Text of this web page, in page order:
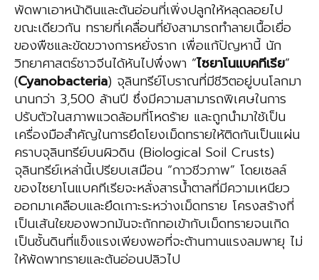
พัดพาเอาหน้าดินและต้นอ่อนที่เพิ่งปลูกให้หลุดลอยไป
ขณะเดียวกัน ทรายที่เคลื่อนที่ยังสามารถทำลายเนื้อเยื่อ
ของพืชและขัดขวางการหยั่งราก เพื่อแก้ปัญหานี้ นัก
วิทยาศาสตร์ชาวจีนได้หันไปพึ่งพา “ไซยาโนแบคทีเรีย”
(Cyanobacteria) จุลินทรีย์โบราณที่มีชีวิตอยู่บนโลกมา
นานกว่า 3,500 ล้านปี ซึ่งมีความสามารถพิเศษในการ
ปรับตัวในสภาพแวดล้อมที่โหดร้าย และถูกนำมาใช้เป็น
เครื่องมือสำคัญในการยึดโยงเม็ดทรายให้ติดกันเป็นแผ่น
คราบจุลินทรีย์บนผิวดิน (Biological Soil Crusts)
จุลินทรีย์เหล่านี้เปรียบเสมือน “กาวชีวภาพ” โดยเซลล์
ของไซยาโนแบคทีเรียจะหลั่งสารน้ำตาลที่มีความเหนียว
ออกมาเคลือบและยึดเกาะระหว่างเม็ดทราย โครงสร้างที่
เป็นเส้นใยของพวกมันจะถักทอเข้ากับเม็ดทรายจนเกิด
เป็นชั้นดินที่แข็งแรงเพียงพอที่จะต้านทานแรงลมพายุ ไม่
ให้พัดพาทรายและต้นอ่อนปลิวไป